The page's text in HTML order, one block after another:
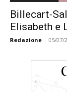
Billecart-
Elisabeth e
Redazione - 05/07/